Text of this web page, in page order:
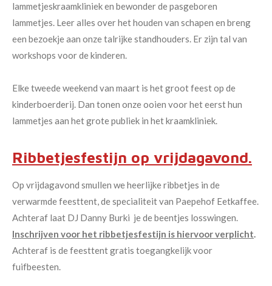
lammetjeskraamkliniek en bewonder de pasgeboren
lammetjes. Leer alles over het houden van schapen en breng
een bezoekje aan onze talrijke standhouders. Er zijn tal van
workshops voor de kinderen.
Elke tweede weekend van maart is het groot feest op de
kinderboerderij. Dan tonen onze ooien voor het eerst hun
lammetjes aan het grote publiek in het kraamkliniek.
Ribbetjesfestijn op vrijdagavond.
Op vrijdagavond smullen we heerlijke ribbetjes in de
verwarmde feesttent, de specialiteit van Paepehof Eetkaffee.
Achteraf laat DJ Danny Burki je de beentjes losswingen.
Inschrijven voor het ribbetjesfestijn is hiervoor verplicht.
Achteraf is de feesttent gratis toegangkelijk voor
fuifbeesten.